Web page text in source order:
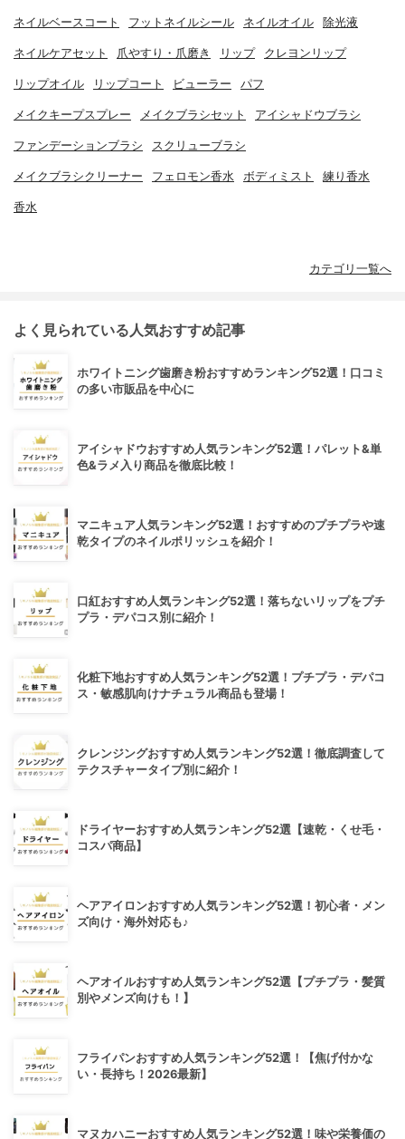
ネイルベースコート フットネイルシール ネイルオイル 除光液
ネイルケアセット 爪やすり・爪磨き リップ クレヨンリップ
リップオイル リップコート ビューラー パフ
メイクキープスプレー メイクブラシセット アイシャドウブラシ
ファンデーションブラシ スクリューブラシ
メイクブラシクリーナー フェロモン香水 ボディミスト 練り香水
香水
カテゴリ一覧へ
よく見られている人気おすすめ記事
ホワイトニング歯磨き粉おすすめランキング52選！口コミ
の多い市販品を中心に
アイシャドウおすすめ人気ランキング52選！パレット&単
色&ラメ入り商品を徹底比較！
マニキュア人気ランキング52選！おすすめのプチプラや速
乾タイプのネイルポリッシュを紹介！
口紅おすすめ人気ランキング52選！落ちないリップをプチ
プラ・デパコス別に紹介！
化粧下地おすすめ人気ランキング52選！プチプラ・デパコ
ス・敏感肌向けナチュラル商品も登場！
クレンジングおすすめ人気ランキング52選！徹底調査して
テクスチャータイプ別に紹介！
ドライヤーおすすめ人気ランキング52選【速乾・くせ毛・
コスパ商品】
ヘアアイロンおすすめ人気ランキング52選！初心者・メン
ズ向け・海外対応も♪
ヘアオイルおすすめ人気ランキング52選【プチプラ・髪質
別やメンズ向けも！】
フライパンおすすめ人気ランキング52選！【焦げ付かな
い・長持ち！2026最新】
マヌカハニーおすすめ人気ランキング52選！味や栄養価の